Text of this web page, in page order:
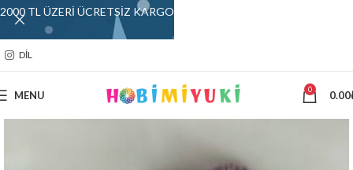
DIL
MENU 0 0.00
2000 TL ÜZERİ ÜCRETSİZ KARGO